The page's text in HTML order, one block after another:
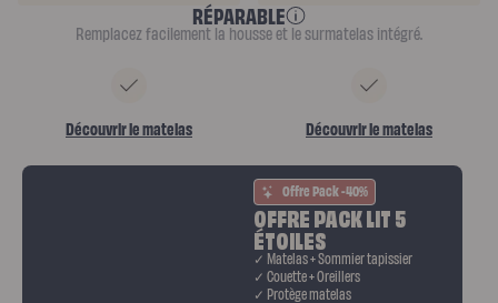
RÉPARABLE
Remplacez facilement la housse et le surmatelas intégré.
Découvrir le matelas Découvrir le matelas
Offre Pack -40%
OFFRE PACK LIT 5
ÉTOILES
Matelas + Sommier tapissier
Couette + Oreillers
Protège matelas